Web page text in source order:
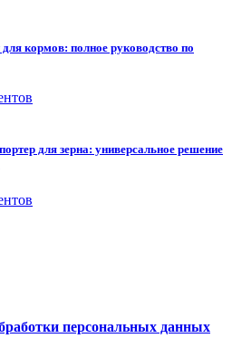
кормов: полное руководство по
для зерна: универсальное решение
персональных данных